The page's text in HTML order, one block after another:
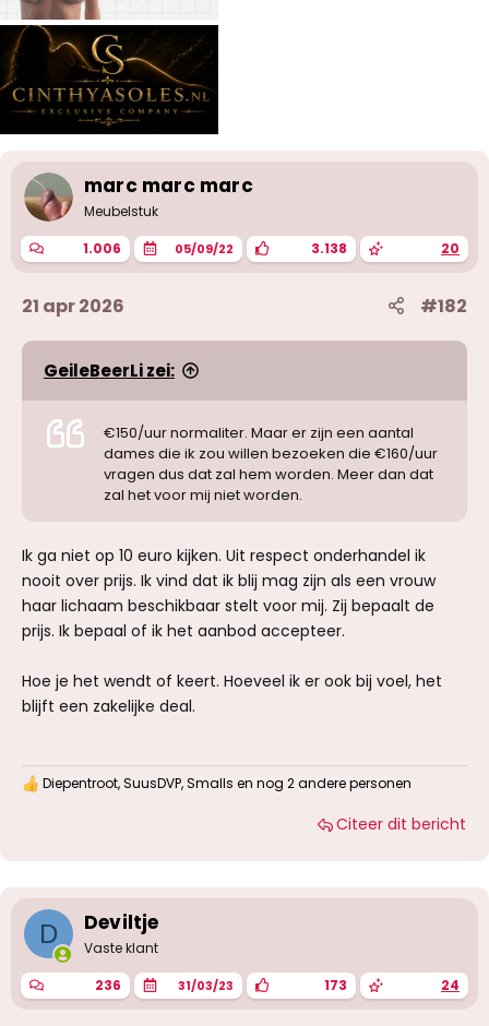
marc marc marc
Meubelstuk
1.006 05/09/22 3.138 20
21 apr 2026 #182
GeileBeerLi zei:
€150/uur normaliter. Maar er zijn een aantal
dames die ik zou willen bezoeken die €160/uur
vragen dus dat zal hem worden. Meer dan dat
zal het voor mij niet worden.
Ik ga niet op 10 euro kijken. Uit respect onderhandel ik
nooit over prijs. Ik vind dat ik blij mag zijn als een vrouw
haar lichaam beschikbaar stelt voor mij. Zij bepaalt de
prijs. Ik bepaal of ik het aanbod accepteer.
Hoe je het wendt of keert. Hoeveel ik er ook bij voel, het
blijft een zakelijke deal.
W
n
g
n
:
Diepentroot,SuusDVP,Smalls en nog 2 andere personen
Citeer dit bericht
D Deviltje
Vaste klant
236 31/03/23 173 24